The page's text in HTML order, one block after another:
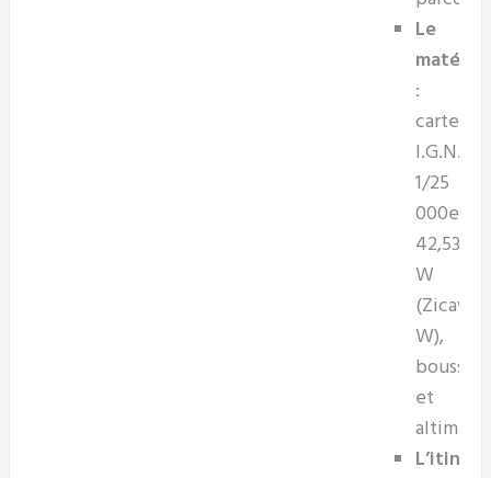
Le
matériel
:
carte
I.G.N.
1/25
000e,
42,53
W
(Zicavo
W),
boussole
et